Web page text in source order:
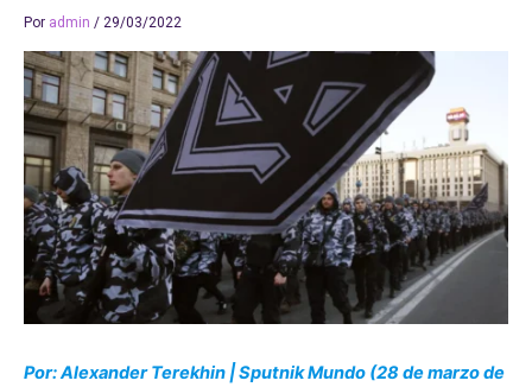
Por admin / 29/03/2022
Por: Alexander Terekhin | Sputnik Mundo (28 de marzo de